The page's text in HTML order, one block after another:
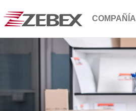
COMPAÑÍA